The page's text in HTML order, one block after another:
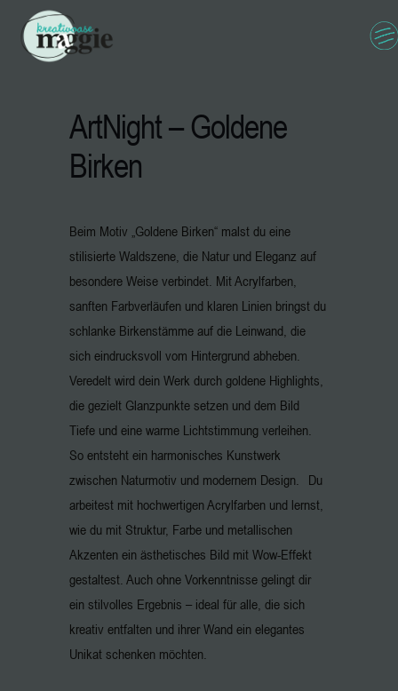
ArtNight – Goldene
Birken
Beim Motiv „Goldene Birken“ malst du eine
stilisierte Waldszene, die Natur und Eleganz auf
besondere Weise verbindet. Mit Acrylfarben,
sanften Farbverläufen und klaren Linien bringst du
schlanke Birkenstämme auf die Leinwand, die
sich eindrucksvoll vom Hintergrund abheben.
Veredelt wird dein Werk durch goldene Highlights,
die gezielt Glanzpunkte setzen und dem Bild
Tiefe und eine warme Lichtstimmung verleihen.
So entsteht ein harmonisches Kunstwerk
zwischen Naturmotiv und modernem Design. Du
arbeitest mit hochwertigen Acrylfarben und lernst,
wie du mit Struktur, Farbe und metallischen
Akzenten ein ästhetisches Bild mit Wow-Effekt
gestaltest. Auch ohne Vorkenntnisse gelingt dir
ein stilvolles Ergebnis – ideal für alle, die sich
kreativ entfalten und ihrer Wand ein elegantes
Unikat schenken möchten.